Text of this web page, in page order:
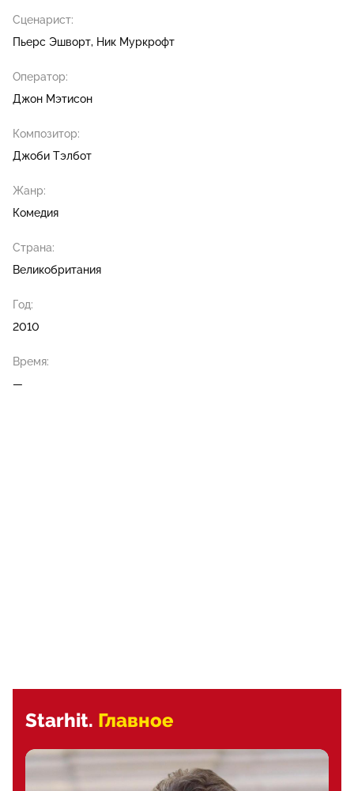
Сценарист:
Пьерс Эшворт Ник Муркрофт
Оператор:
Джон Мэтисон
Композитор:
Джоби Тэлбот
Жанр:
Комедия
Страна:
Великобритания
Год:
2010
Время:
—
Starhit. Главное